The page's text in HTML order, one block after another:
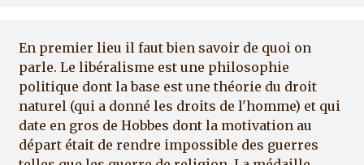
En premier lieu il faut bien savoir de quoi on
parle. Le libéralisme est une philosophie
politique dont la base est une théorie du droit
naturel (qui a donné les droits de l'homme) et qui
date en gros de Hobbes dont la motivation au
départ était de rendre impossible des guerres